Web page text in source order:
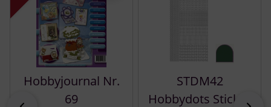
Hobbyjournal Nr.
69
STDM42
Hobbydots Sticker